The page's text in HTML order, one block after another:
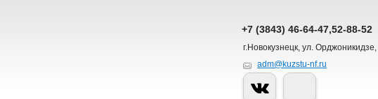
+7 (3843) 46-64-47,52-88-52
г.Новокузнецк, ул.
adm@kuzstu-nf.ru